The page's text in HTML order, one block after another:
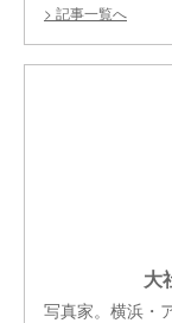
記事一覧へ
大
写真家。横浜・